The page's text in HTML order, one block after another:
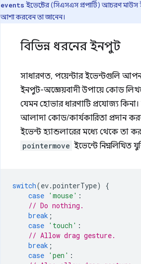
events ইভেন্টের (সিএসএস প্রপার্টি) আচরণ মাউস
আশা করবেন তা জানেন।
বিভিন্ন ধরনের ইনপুট
সাধারণত, পয়েন্টার ইভেন্টগুলি
ইনপুট-অজ্ঞেয়বাদী উপায়ে কোড
যেমন হোভার ধারণাটি প্রযোজ্য
আলাদা কোড/কার্যকারিতা প্রদান
ইভেন্ট হ্যান্ডলারের মধ্যে থেকে তা
pointermove ইভেন্টে নিম্নলিখিত
switch(ev.pointerType)
{
case 'mouse' :
// Do nothing.
break ;
case 'touch' :
// Allow drag gesture.
break ;
case 'pen' :